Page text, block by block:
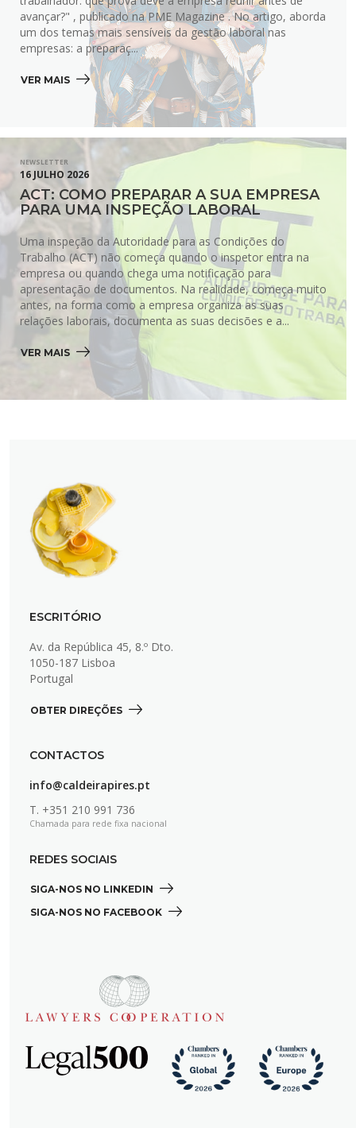
avançar?" , publicado na PME Magazine . No artigo, aborda
um dos temas mais sensíveis da gestão laboral nas
empresas: a preparaç...
VER MAIS
NEWSLETTER
16 JULHO 2026
ACT: COMO PREPARAR A SUA EMPRESA
PARA UMA INSPEÇÃO LABORAL
Uma inspeção da Autoridade para as Condições do
Trabalho (ACT) não começa quando o inspetor entra na
empresa ou quando chega uma notificação para
apresentação de documentos. Na realidade, começa muito
antes, na forma como a empresa organiza as suas
relações laborais, documenta as suas decisões e a...
VER MAIS
ESCRITÓRIO
Av. da República 45, 8.º Dto.
1050-187 Lisboa
Portugal
OBTER DIREÇÕES
CONTACTOS
info@caldeirapires.pt
T. +351 210 991 736
Chamada para rede fixa nacional
REDES SOCIAIS
SIGA-NOS NO LINKEDIN
SIGA-NOS NO FACEBOOK